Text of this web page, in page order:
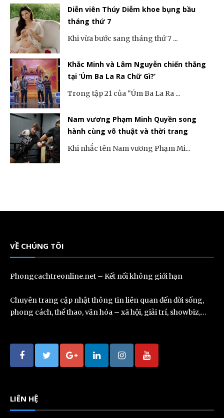
Diễn viên Thúy Diễm khoe bụng bầu
tháng thứ 7
Khi vừa bước sang tháng thứ 7 ...
Khắc Minh và Lâm Nguyễn chiến thắng
tại ‘Úm Ba La Ra Chữ Gì?’
Trong tập 21 của “Úm Ba La Ra ...
Nam vương Phạm Minh Quyền song
hành cùng võ thuật và thời trang
Khi nhắc tên Nam vương Phạm Mi...
VỀ CHÚNG TÔI
Phongcachtreonline.net – Kết nối không giới hạn
Chuyên trang cập nhật thông tin liên quan đến đời sống,
phong cách, thể thao, văn hóa – xã hội, giải trí, showbiz,…
LIÊN HỆ